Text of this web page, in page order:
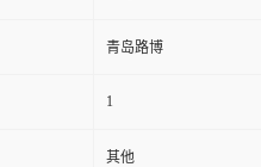
青岛路博
1
其他